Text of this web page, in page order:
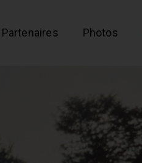
Partenaires Photos